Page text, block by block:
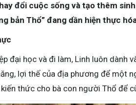
đổi cuộc sống và tạo thêm
bản Thổ” đang dần hiện thực
đại học và đi làm, Linh luôn dành
lợi thế của địa phương để một
thức cho bà con người Thổ để